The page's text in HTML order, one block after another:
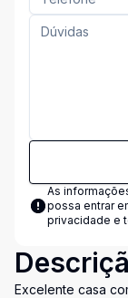
As
possa entrar
privacidade e
Excelente casa